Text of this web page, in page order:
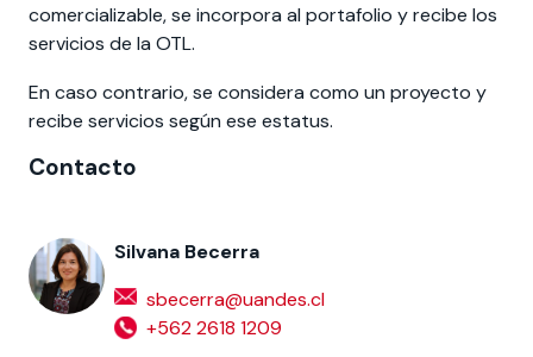
comercializable, se incorpora al portafolio y recibe los
servicios de la OTL.
En caso contrario, se considera como un proyecto y
recibe servicios según ese estatus.
Contacto
Silvana Becerra
sbecerra@uandes.cl
+562 2618 1209